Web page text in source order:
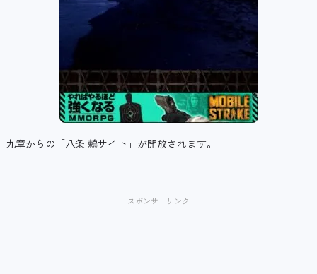
九章からの「八条 鶫サイト」が開放されます。
スポンサーリンク